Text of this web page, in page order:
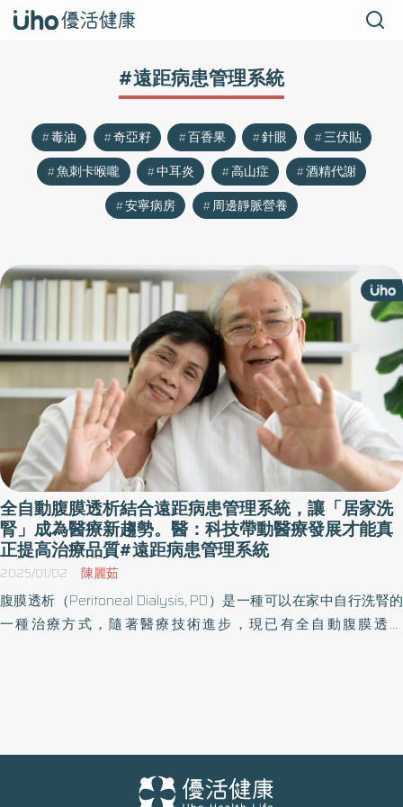
#遠距病患管理系統
毒油 奇亞籽 百香果 針眼
三伏貼
魚刺卡喉嚨
中耳炎 高山症
酒精代謝
安寧病房
周邊靜脈營養
全自動腹膜透析結合遠距病患管理系統，讓「居家洗
腎」成為醫療新趨勢。醫：科技帶動醫療發展才能真
正提高治療品質#遠距病患管理系統
2025/01/02 陳麗茹
腹膜透析（Peritoneal Dialysis, PD）是一種可以在家中自行洗腎的
一種治療方式，隨著醫療技術進步，現已有全自動腹膜透析
析則是透過機器設定，每天只需要連接一次，簡化操作次數，多數